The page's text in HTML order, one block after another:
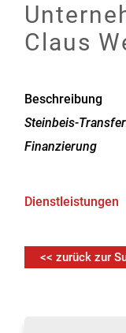
Claus
Beschreibung
Steinbeis-
Finanzierung
Dienstleistungen
<< zurück zur